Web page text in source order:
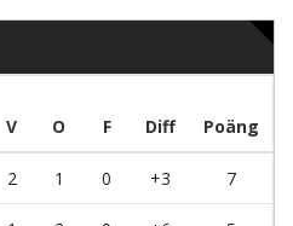
V O F Diff Poäng
2 1 0 +3 7